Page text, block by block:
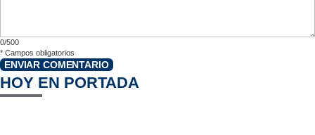
0/500
* Campos obligatorios
ENVIAR COMENTARIO
HOY EN PORTADA